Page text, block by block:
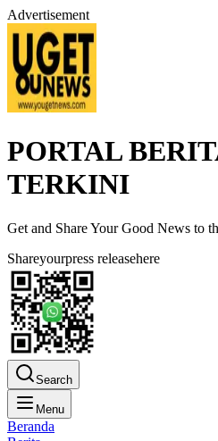
Advertisement
PORTAL
TERKINI
Get and Share Your Good News to
Shareyourpress releasehere
Search
Menu
Beranda